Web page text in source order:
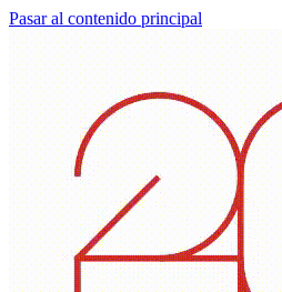
Pasar al contenido principal